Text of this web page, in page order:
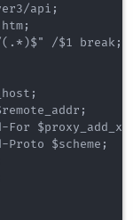
api;
/$1 break;